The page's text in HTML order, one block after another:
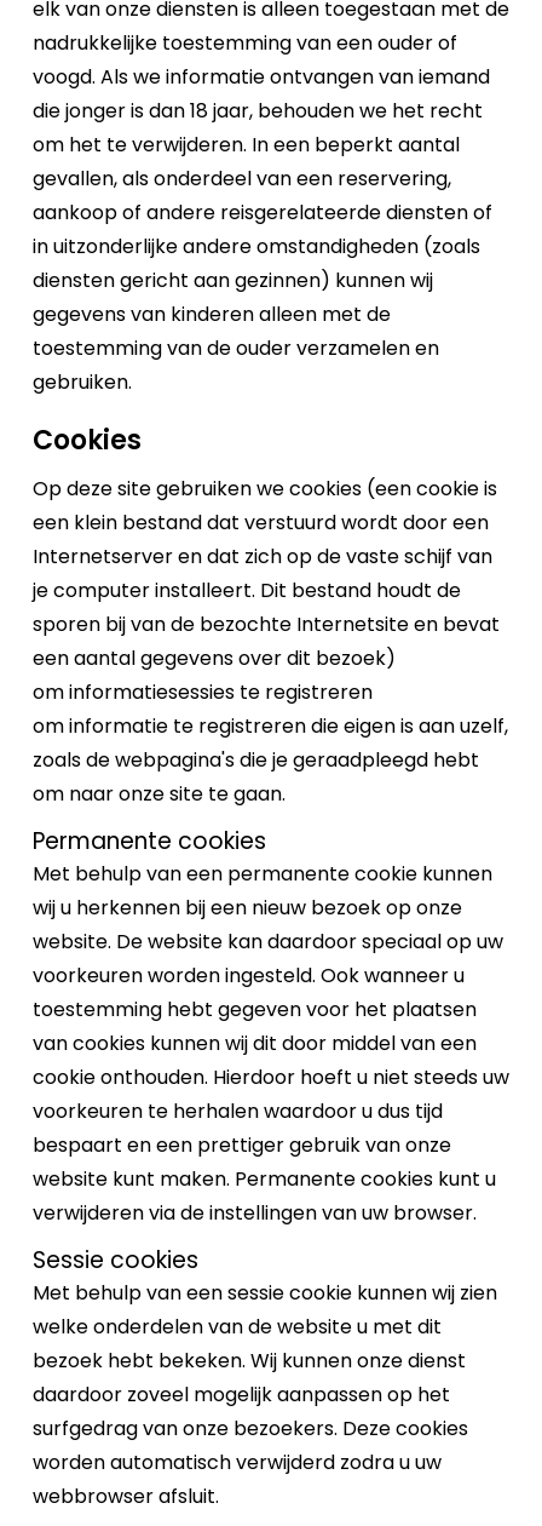
elk van onze diensten is alleen toegestaan met de
nadrukkelijke toestemming van een ouder of
voogd. Als we informatie ontvangen van iemand
die jonger is dan 18 jaar, behouden we het recht
om het te verwijderen. In een beperkt aantal
gevallen, als onderdeel van een reservering,
aankoop of andere reisgerelateerde diensten of
in uitzonderlijke andere omstandigheden (zoals
diensten gericht aan gezinnen) kunnen wij
gegevens van kinderen alleen met de
toestemming van de ouder verzamelen en
gebruiken.
Cookies
Op deze site gebruiken we cookies (een cookie is
een klein bestand dat verstuurd wordt door een
Internetserver en dat zich op de vaste schijf van
je computer installeert. Dit bestand houdt de
sporen bij van de bezochte Internetsite en bevat
een aantal gegevens over dit bezoek)
om informatiesessies te registreren
om informatie te registreren die eigen is aan uzelf,
zoals de webpagina's die je geraadpleegd hebt
om naar onze site te gaan.
Permanente cookies
Met behulp van een permanente cookie kunnen
wij u herkennen bij een nieuw bezoek op onze
website. De website kan daardoor speciaal op uw
voorkeuren worden ingesteld. Ook wanneer u
toestemming hebt gegeven voor het plaatsen
van cookies kunnen wij dit door middel van een
cookie onthouden. Hierdoor hoeft u niet steeds uw
voorkeuren te herhalen waardoor u dus tijd
bespaart en een prettiger gebruik van onze
website kunt maken. Permanente cookies kunt u
verwijderen via de instellingen van uw browser.
Sessie cookies
Met behulp van een sessie cookie kunnen wij zien
welke onderdelen van de website u met dit
bezoek hebt bekeken. Wij kunnen onze dienst
daardoor zoveel mogelijk aanpassen op het
surfgedrag van onze bezoekers. Deze cookies
worden automatisch verwijderd zodra u uw
webbrowser afsluit.